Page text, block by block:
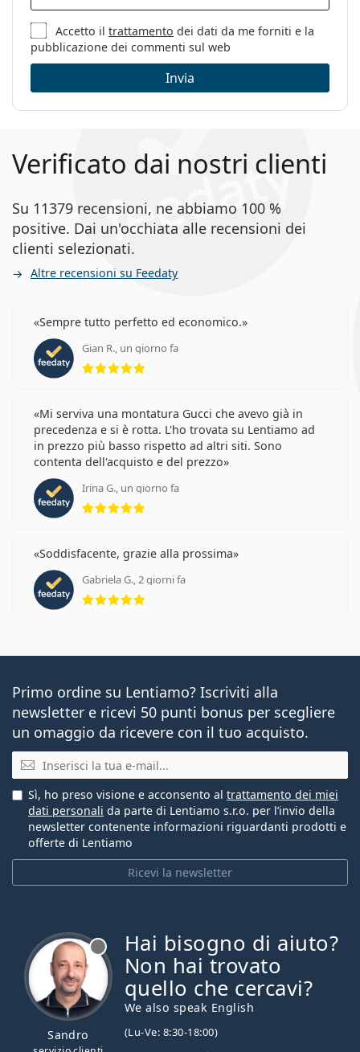
Accetto iltrattamento dei dati da me forniti e la
pubblicazione dei commenti sul web
Invia
Verificato dai nostri clienti
Su 11379 recensioni, ne abbiamo 100 %
positive. Dai un'occhiata alle recensioni dei
clienti selezionati.
Altre recensioni su Feedaty
Sempre tutto perfetto ed economico.
Gian R., un giorno fa
Mi serviva una montatura Gucci che avevo già in
precedenza e si è rotta. L'ho trovata su Lentiamo ad
in prezzo più basso rispetto ad altri siti. Sono
contenta dell'acquisto e del prezzo
Irina G., un giorno fa
Soddisfacente, grazie alla prossima
Gabriela G., 2 giorni fa
valutazione 5 di 5
Primo ordine su Lentiamo? Iscriviti alla
newsletter e ricevi 50 punti bonus per scegliere
un omaggio da ricevere con il tuo acquisto.
E-mail
Ricevi la newsletter
Sì, ho preso visione e acconsento al trattamento dei miei
dati personali da parte di Lentiamo s.r.o. per l’invio della
newsletter contenente informazioni riguardanti prodotti e
offerte di Lentiamo
Sandro
Hai bisogno di aiuto?
Non hai trovato
quello che cercavi?
We also speak English
(Lu-Ve: 8:30-18:00)